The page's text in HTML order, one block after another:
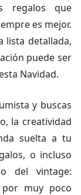
regalos que
es mejor.
lista detallada,
puede ser
Navidad.
y buscas
la creatividad
suelta a tu
o incluso
del vintage:
por muy poco